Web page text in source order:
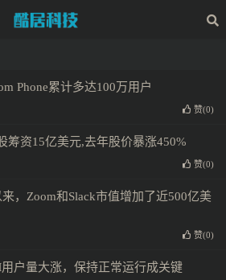
Phone累计多达100万用户
赞(0)
筹资15亿美元,去年股价暴涨450%
赞(0)
，Zoom和Slack市值增加了近500亿美
赞(0)
户量大涨，保持正常运行成关键